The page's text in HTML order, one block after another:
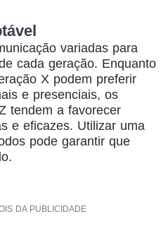
variadas para
cada geração. Enquanto
X podem preferir
e presenciais, os
tendem a favorecer
e eficazes. Utilizar uma
pode garantir que
DA PUBLICIDADE